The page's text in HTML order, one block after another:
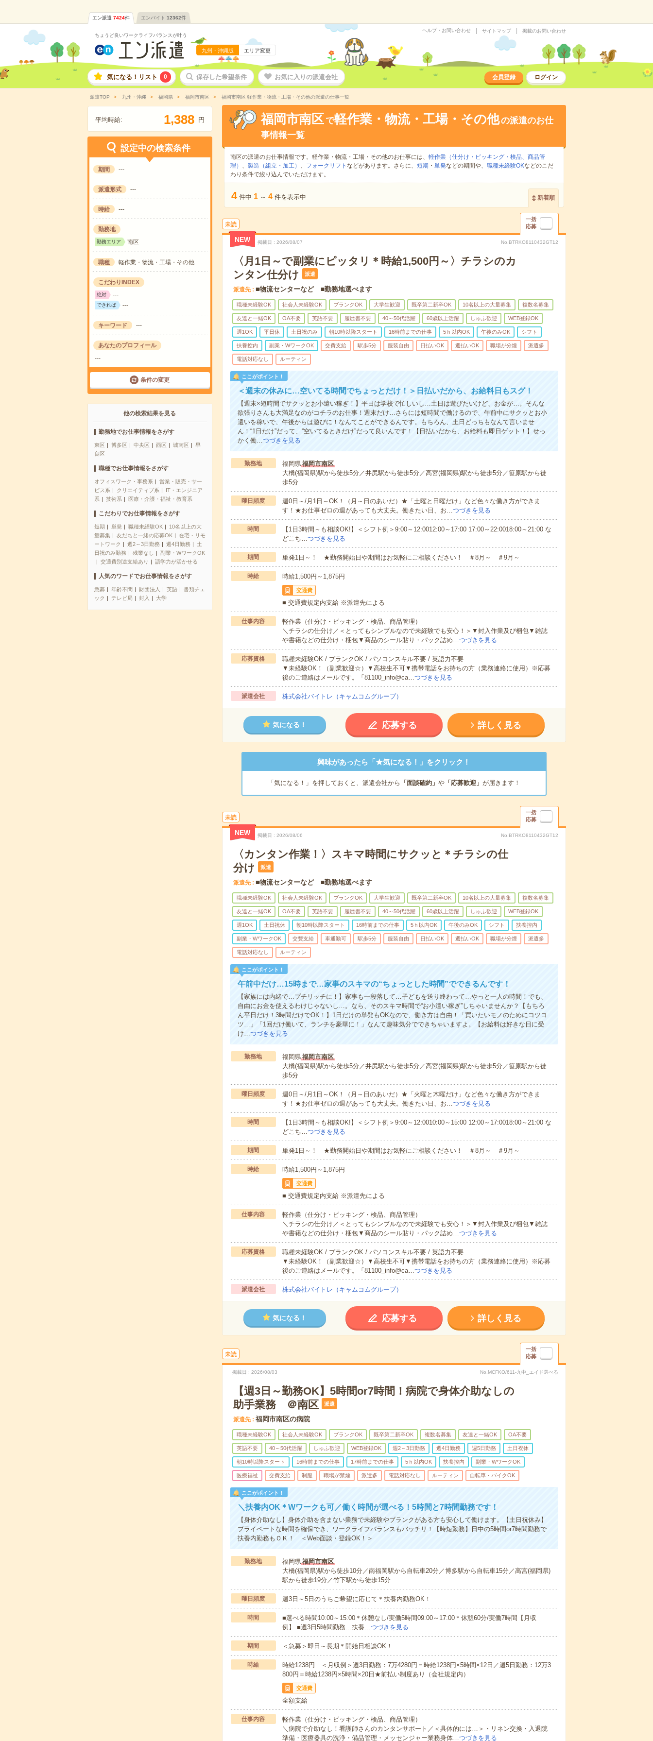
エン派遣 7424件 エンバイト 12362件
ちょうど良いワークライフバランスが叶う
九州・沖縄版 エリア変更
ヘルプ・お問い合わせ サイトマップ 掲載のお問い合わせ
気になる！リスト 0 保存した希望条件 お気に入りの派遣会社 会員登録 ログイン
派遣TOP 九州・沖縄 福岡県 福岡市南区 福岡市南区 軽作業・物流・工場・その他の派遣の仕事一覧
平均時給: 1,388 円
設定中の検索条件
期間 ---
派遣形式 ---
時給 ---
勤務地
勤務エリア 南区
職種 軽作業・物流・工場・その他
こだわりINDEX
絶対 ---
できれば ---
キーワード ---
あなたのプロフィール
---
条件の変更
他の検索結果を見る
勤務地でお仕事情報をさがす
東区 博多区 中央区 西区 城南区
早
良区
職種でお仕事情報をさがす
オフィスワーク・事務系
営業・販売・サー
ビス系
クリエイティブ系
IT・エンジニア
系
技術系 医療・介護・福祉・教育系
こだわりでお仕事情報をさがす
短期 単発 職種未経験OK
10名以上の大
量募集
友だちと一緒の応募OK
在宅・リモ
ートワーク
週2～3日勤務 週4日勤務
土
日祝のみ勤務
残業なし
副業・WワークOK
交通費別途支給あり
語学力が活かせる
人気のワードでお仕事情報をさがす
急募 年齢不問 財団法人 英語
書類チェ
ック
テレビ局 封入 大学
福岡市南区 で軽作業・物流・工場・その他の派遣のお仕
事情報一覧
南区の派遣のお仕事情報です。軽作業・物流・工場・その他のお仕事には、 軽作業（仕分け・ピッキング・検品、商品管
理） 、 製造（組立・加工） 、 フォークリフト などがあります。さらに、 短期 ・ 単発などの期間や、 職種未経験OKなどのこだ
わり条件で絞り込んでいただけます。
4 件中 1 ～ 4 件を表示中 新着順
未読
一括
応募
NEW 掲載日 2026/08/07 No.BTRKO8110432GT12
〈月1日～で副業にピッタリ＊時給1,500円～〉チラシのカ
ンタン仕分け
派遣
派遣先 ■物流センターなど ■勤務地選べます
職種未経験OK 社会人未経験OK ブランクOK 大学生歓迎 既卒第二新卒OK 10名以上の大量募集 複数名募集
友達と一緒OK OA不要 英語不要 履歴書不要 40～50代活躍 60歳以上活躍 しゅふ歓迎 WEB登録OK
週1OK 平日休 土日祝のみ 朝10時以降スタート 16時前までの仕事 5ｈ以内OK 午後のみOK シフト
扶養控内 副業・WワークOK 交費支給 駅歩5分 服装自由 日払いOK 週払いOK 職場が分煙 派遣多
電話対応なし ルーティン
ここがポイント！
＜週末の休みに…空いてる時間でちょっとだけ！＞日払いだから、お給料日もスグ！
【週末×短時間でサクッとお小遣い稼ぎ！】平日は学校で忙しいし…土日は遊びたいけど、お金が…。そんな
欲張りさんも大満足なのがコチラのお仕事！週末だけ…さらには短時間で働けるので、午前中にサクッとお小
遣いを稼いで、午後からは遊びに！なんてことができるんです。もちろん、土日どっちもなんて言いませ
ん！“1日だけ”だって、“空いてるときだけ”だって良いんです！【日払いだから、お給料も即日ゲット！】せっ
かく働…つづきを見る
勤務地 福岡県福岡市南区
大橋(福岡県)駅から徒歩5分／井尻駅から徒歩5分／高宮(福岡県)駅から徒歩5分／笹原駅から徒
歩5分
曜日頻度
週0日～/月1日～OK！（月～日のあいだ）★「土曜と日曜だけ」など色々な働き方ができま
す！★お仕事ゼロの週があっても大丈夫。働きたい日、お…つづきを見る
時間
【1日3時間～も相談OK!】＜シフト例＞9:00～12:0012:00～17:00 17:00～22:0018:00～21:00 な
どこち…つづきを見る
期間 単発1日～！ ★勤務開始日や期間はお気軽にご相談ください！ ＃8月～ ＃9月～
時給 時給1,500円～1,875円
交通費
■ 交通費規定内支給 ※派遣先による
仕事内容
軽作業（仕分け・ピッキング・検品、商品管理）
＼チラシの仕分け／＜とってもシンプルなので未経験でも安心！＞▼封入作業及び梱包▼雑誌
や書籍などの仕分け・梱包▼商品のシール貼り・パック詰め…つづきを見る
応募資格
職種未経験OK / ブランクOK / パソコンスキル不要 / 英語力不要
▼未経験OK！（副業歓迎☆）▼高校生不可▼携帯電話をお持ちの方（業務連絡に使用）※応募
後のご連絡はメールです。「81100_info@ca…つづきを見る
派遣会社 株式会社バイトレ（キャムコムグループ）
気になる！ 応募する 詳しく見る
興味があったら「★気になる！」をクリック！
「気になる！」を押しておくと、派遣会社から 「面談確約」 や「応募歓迎」 が届きます！
未読
一括
応募
NEW 掲載日 2026/08/06 No.BTRKO8110432GT12
〈カンタン作業！〉スキマ時間にサクッと＊チラシの仕
分け
派遣
派遣先 ■物流センターなど ■勤務地選べます
職種未経験OK 社会人未経験OK ブランクOK 大学生歓迎 既卒第二新卒OK 10名以上の大量募集 複数名募集
友達と一緒OK OA不要 英語不要 履歴書不要 40～50代活躍 60歳以上活躍 しゅふ歓迎 WEB登録OK
週1OK 土日祝休 朝10時以降スタート 16時前までの仕事 5ｈ以内OK 午後のみOK シフト 扶養控内
副業・WワークOK 交費支給 車通勤可 駅歩5分 服装自由 日払いOK 週払いOK 職場が分煙 派遣多
電話対応なし ルーティン
ここがポイント！
午前中だけ…15時まで…家事のスキマの“ちょっとした時間”でできるんです！
【家族には内緒で…プチリッチに！】家事も一段落して…子どもを送り終わって…やっと一人の時間！でも、
自由にお金を使えるわけじゃないし…。なら、そのスキマ時間で“お小遣い稼ぎ”しちゃいませんか？【もちろ
ん平日だけ！3時間だけでOK！】1日だけの単発もOKなので、働き方は自由！「買いたいモノのためにコツコ
ツ…」「1回だけ働いて、ランチを豪華に！」なんて趣味気分でできちゃいますよ。【お給料は好きな日に受
け…つづきを見る
勤務地 福岡県福岡市南区
大橋(福岡県)駅から徒歩5分／井尻駅から徒歩5分／高宮(福岡県)駅から徒歩5分／笹原駅から徒
歩5分
曜日頻度
週0日～/月1日～OK！（月～日のあいだ）★「火曜と木曜だけ」など色々な働き方ができま
す！★お仕事ゼロの週があっても大丈夫。働きたい日、お…つづきを見る
時間
【1日3時間～も相談OK!】＜シフト例＞9:00～12:0010:00～15:00 12:00～17:0018:00～21:00 な
どこち…つづきを見る
期間 単発1日～！ ★勤務開始日や期間はお気軽にご相談ください！ ＃8月～ ＃9月～
時給 時給1,500円～1,875円
交通費
■ 交通費規定内支給 ※派遣先による
仕事内容
軽作業（仕分け・ピッキング・検品、商品管理）
＼チラシの仕分け／＜とってもシンプルなので未経験でも安心！＞▼封入作業及び梱包▼雑誌
や書籍などの仕分け・梱包▼商品のシール貼り・パック詰め…つづきを見る
応募資格
職種未経験OK / ブランクOK / パソコンスキル不要 / 英語力不要
▼未経験OK！（副業歓迎☆）▼高校生不可▼携帯電話をお持ちの方（業務連絡に使用）※応募
後のご連絡はメールです。「81100_info@ca…つづきを見る
派遣会社 株式会社バイトレ（キャムコムグループ）
気になる！ 応募する 詳しく見る
未読
一括
応募
掲載日 2026/08/03 No.MCFKO/611-九中_エイド選べる
【週3日～勤務OK】5時間or7時間！病院で身体介助なしの
助手業務 ＠南区
派遣
派遣先 福岡市南区の病院
職種未経験OK 社会人未経験OK ブランクOK 既卒第二新卒OK 複数名募集 友達と一緒OK OA不要
英語不要 40～50代活躍 しゅふ歓迎 WEB登録OK 週2～3日勤務 週4日勤務 週5日勤務 土日祝休
朝10時以降スタート 16時前までの仕事 17時前までの仕事 5ｈ以内OK 扶養控内 副業・WワークOK
医療福祉 交費支給 制服 職場が禁煙 派遣多 電話対応なし ルーティン 自転車・バイクOK
ここがポイント！
＼扶養内OK＊Wワークも可／働く時間が選べる！5時間と7時間勤務です！
【身体介助なし】身体介助を含まない業務で未経験やブランクがある方も安心して働けます。【土日祝休み】
プライベートな時間を確保でき、ワークライフバランスもバッチリ！【時短勤務】日中の5時間or7時間勤務で
扶養内勤務もＯＫ！ ＜Web面談・登録OK！＞
勤務地 福岡県福岡市南区
大橋(福岡県)駅から徒歩10分／南福岡駅から自転車20分／博多駅から自転車15分／高宮(福岡県)
駅から徒歩19分／竹下駅から徒歩15分
曜日頻度 週3日～5日のうちご希望に応じて＊扶養内勤務OK！
時間
■選べる時間10:00～15:00＊休憩なし/実働5時間09:00～17:00＊休憩60分/実働7時間【月収
例】 ■週3日5時間勤務…扶養…つづきを見る
期間 ＜急募＞即日～長期＊開始日相談OK！
時給
時給1238円 ＜月収例＞週3日勤務：7万4280円＝時給1238円×5時間×12日／週5日勤務：12万3
800円＝時給1238円×5時間×20日★前払い制度あり（会社規定内）
交通費
全額支給
仕事内容
軽作業（仕分け・ピッキング・検品、商品管理）
＼病院で介助なし！看護師さんのカンタンサポート／＜具体的には…＞・リネン交換・入退院
準備・医療器具の洗浄・備品管理・メッセンジャー業務身体…つづきを見る